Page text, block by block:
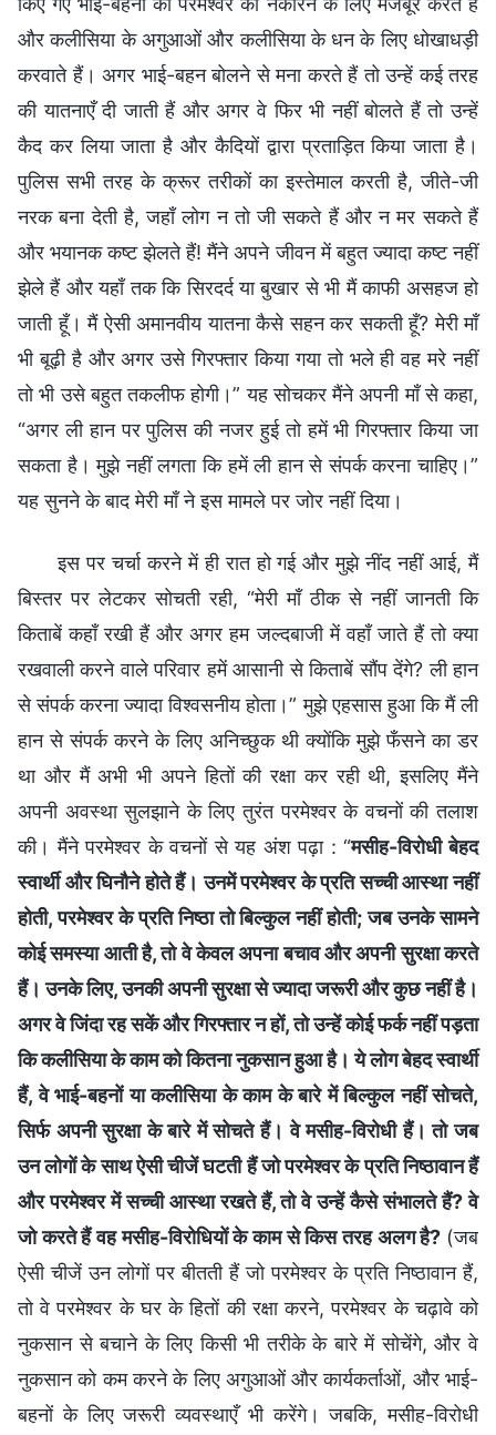
और कलीसिया के अगुआओं और कलीसिया के धन के लिए धोखाधड़ी
करवाते हैं। अगर भाई-बहन बोलने से मना करते हैं तो उन्हें कई तरह
की यातनाएँ दी जाती हैं और अगर वे फिर भी नहीं बोलते हैं तो उन्हें
कैद कर लिया जाता है और कैदियों द्वारा प्रताड़ित किया जाता है।
पुलिस सभी तरह के क्रूर तरीकों का इस्तेमाल करती है, जीते-जी
नरक बना देती है, जहाँ लोग न तो जी सकते हैं और न मर सकते हैं
और भयानक कष्ट झेलते हैं! मैंने अपने जीवन में बहुत ज्यादा कष्ट नहीं
झेले हैं और यहाँ तक कि सिरदर्द या बुखार से भी मैं काफी असहज हो
जाती हूँ। मैं ऐसी अमानवीय यातना कैसे सहन कर सकती हूँ? मेरी माँ
भी बूढ़ी है और अगर उसे गिरफ्तार किया गया तो भले ही वह मरे नहीं
तो भी उसे बहुत तकलीफ होगी।” यह सोचकर मैंने अपनी माँ से कहा,
“अगर ली हान पर पुलिस की नजर हुई तो हमें भी गिरफ्तार किया जा
सकता है। मुझे नहीं लगता कि हमें ली हान से संपर्क करना चाहिए।”
यह सुनने के बाद मेरी माँ ने इस मामले पर जोर नहीं दिया।
इस पर चर्चा करने में ही रात हो गई और मुझे नींद नहीं आई, मैं
बिस्तर पर लेटकर सोचती रही, “मेरी माँ ठीक से नहीं जानती कि
किताबें कहाँ रखी हैं और अगर हम जल्दबाजी में वहाँ जाते हैं तो क्या
रखवाली करने वाले परिवार हमें आसानी से किताबें सौंप देंगे? ली हान
से संपर्क करना ज्यादा विश्वसनीय होता।” मुझे एहसास हुआ कि मैं ली
हान से संपर्क करने के लिए अनिच्छुक थी क्योंकि मुझे फँसने का डर
था और मैं अभी भी अपने हितों की रक्षा कर रही थी, इसलिए मैंने
अपनी अवस्था सुलझाने के लिए तुरंत परमेश्वर के वचनों की तलाश
की। मैंने परमेश्वर के वचनों से यह अंश पढ़ा : “मसीह-विरोधी बेहद
स्वार्थी और घिनौने होते हैं। उनमें परमेश्वर के प्रति सच्ची आस्था नहीं
होती, परमेश्वर के प्रति निष्ठा तो बिल्कुल नहीं होती; जब उनके सामने
कोई समस्या आती है, तो वे केवल अपना बचाव और अपनी सुरक्षा करते
हैं। उनके लिए, उनकी अपनी सुरक्षा से ज्यादा जरूरी और कुछ नहीं है।
अगर वे जिंदा रह सकें और गिरफ्तार न हों, तो उन्हें कोई फर्क नहीं पड़ता
कि कलीसिया के काम को कितना नुकसान हुआ है। ये लोग बेहद स्वार्थी
हैं, वे भाई-बहनों या कलीसिया के काम के बारे में बिल्कुल नहीं सोचते,
सिर्फ अपनी सुरक्षा के बारे में सोचते हैं। वे मसीह-विरोधी हैं। तो जब
उन लोगों के साथ ऐसी चीजें घटती हैं जो परमेश्वर के प्रति निष्ठावान हैं
और परमेश्वर में सच्ची आस्था रखते हैं, तो वे उन्हें कैसे संभालते हैं? वे
जो करते हैं वह मसीह-विरोधियों के काम से किस तरह अलग है? (जब
ऐसी चीजें उन लोगों पर बीतती हैं जो परमेश्वर के प्रति निष्ठावान हैं,
तो वे परमेश्वर के घर के हितों की रक्षा करने, परमेश्वर के चढ़ावे को
नुकसान से बचाने के लिए किसी भी तरीके के बारे में सोचेंगे, और वे
नुकसान को कम करने के लिए अगुआओं और कार्यकर्ताओं, और भाई-
बहनों के लिए जरूरी व्यवस्थाएँ भी करेंगे। जबकि, मसीह-विरोधी